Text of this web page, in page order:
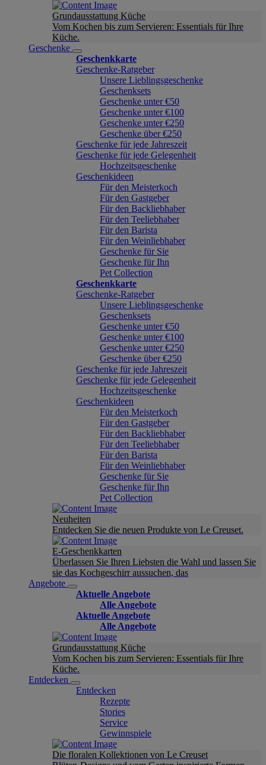
Grundausstattung Küche
Vom Kochen bis zum Servieren: Essentials für Ihre
Küche.
Geschenke
Geschenkkarte
Geschenke-Ratgeber
Unsere Lieblingsgeschenke
Geschenksets
Geschenke unter €50
Geschenke unter €100
Geschenke unter €250
Geschenke über €250
Geschenke für jede Jahreszeit
Geschenke für jede Gelegenheit
Hochzeitsgeschenke
Geschenkideen
Für den Meisterkoch
Für den Gastgeber
Für den Backliebhaber
Für den Teeliebhaber
Für den Barista
Für den Weinliebhaber
Geschenke für Sie
Geschenke für Ihn
Pet Collection
Geschenkkarte
Geschenke-Ratgeber
Unsere Lieblingsgeschenke
Geschenksets
Geschenke unter €50
Geschenke unter €100
Geschenke unter €250
Geschenke über €250
Geschenke für jede Jahreszeit
Geschenke für jede Gelegenheit
Hochzeitsgeschenke
Geschenkideen
Für den Meisterkoch
Für den Gastgeber
Für den Backliebhaber
Für den Teeliebhaber
Für den Barista
Für den Weinliebhaber
Geschenke für Sie
Geschenke für Ihn
Pet Collection
Neuheiten
Entdecken Sie die neuen Produkte von Le Creuset.
E-Geschenkkarten
Überlassen Sie Ihren Liebsten die Wahl und lassen Sie
sie das Kochgeschirr aussuchen, das
Angebote
Aktuelle Angebote
Alle Angebote
Aktuelle Angebote
Alle Angebote
Grundausstattung Küche
Vom Kochen bis zum Servieren: Essentials für Ihre
Küche.
Entdecken
Entdecken
Rezepte
Stories
Service
Gewinnspiele
Die floralen Kollektionen von Le Creuset